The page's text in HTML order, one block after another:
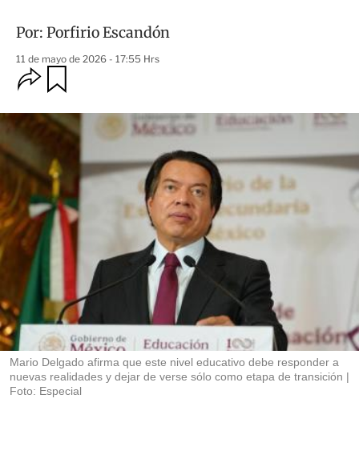
Por: Porfirio Escandón
11 de mayo de 2026 - 17:55 Hrs
O
p
i
s
d
e
c
o
r
t
r
r
d
Mario Delgado afirma que este nivel educativo debe responder a
nuevas realidades y dejar de verse sólo como etapa de transición
Foto: Especial